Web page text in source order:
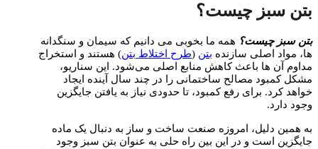
بتن سبز چیست؟
بتن سبز چیست؟ همه ما بخوبی می دانیم که سیمان و سنگدانه‌
ها، مواد اصلی سازنده بتن (طرح اختلاط بتن) هستند و استخراج
مداوم آن‌ ها باعث کاهش منابع اصلی می‌شود. این سناریو،
مشکل کمبود مصالح ساختمانی را در چند سال آینده ایجاد
خواهد کرد. برای رفع کمبود، تا حدودی نیاز به یافتن جایگزین
وجود دارد.
به همین دلیل، امروزه صنعت ساخت و ساز به دنبال یک ماده
جایگزین است و در این بین راه حلی به عنوان بتن سبز وجود